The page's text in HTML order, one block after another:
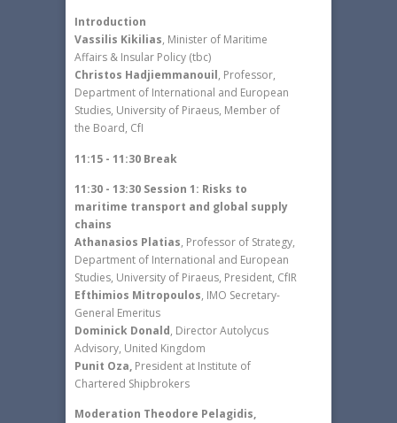
Introduction
Vassilis Kikilias, Minister of Maritime
Affairs & Insular Policy (tbc)
Christos Hadjiemmanouil, Professor,
Department of International and European
Studies, University of Piraeus, Member of
the Board, CfI
11:15 - 11:30 Break
11:30 - 13:30 Session 1: Risks to
maritime transport and global supply
chains
Athanasios Platias, Professor of Strategy,
Department of International and European
Studies, University of Piraeus, President, CfIR
Efthimios Mitropoulos, IMO Secretary-
General Emeritus
Dominick Donald, Director Autolycus
Advisory, United Kingdom
Punit Oza, President at Institute of
Chartered Shipbrokers
Moderation Theodore Pelagidis,